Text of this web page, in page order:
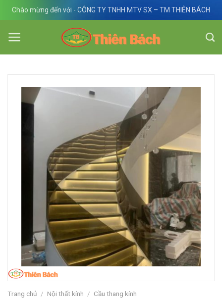
Skip
content
Chào mừng đến với - CÔNG TY TNHH MTV SX – TM THIÊN BÁCH
Trang chủ / Nội thất kính / Cầu thang kính